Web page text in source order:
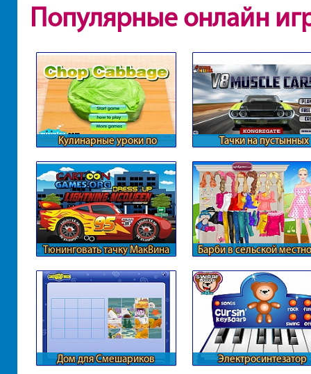
Популярные онлайн
Кулинарные уроки по
Тачки на пустынных
Тюнинговать тачку МакВина Барби в сельской
Дом для Смешариков Электросинтезатор